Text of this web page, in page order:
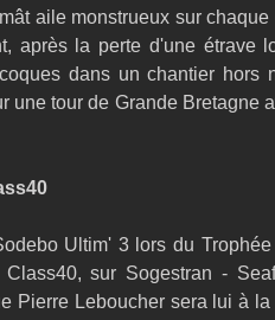
aile monstrueux sur
après la perte d'une étrave
dans un chantier hors
une tour de Grande Bretagne
Ultim' 3 lors du
sur Sogestran -
Pierre Leboucher sera lui à